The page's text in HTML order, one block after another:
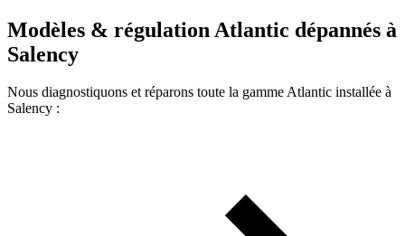
Modèles & régulation Atlantic dépannés à
Salency
Nous diagnostiquons et réparons toute la gamme Atlantic installée à
Salency :